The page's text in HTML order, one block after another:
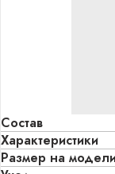
Состав
Характеристики
Размер на